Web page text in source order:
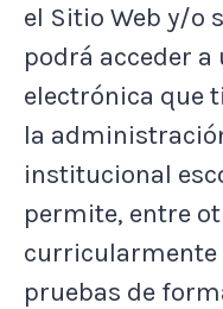
el Sitio Web y/o
podrá acceder
electrónica que
la
institucional
permite, entre
curricularmente
pruebas de